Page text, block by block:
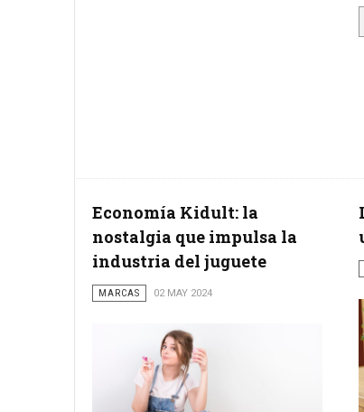
Economía Kidult: la
nostalgia que impulsa la
industria del juguete
MARCAS 02 MAY 2024